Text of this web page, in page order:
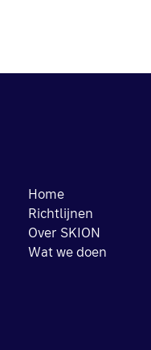
Home
Richtlijnen
Over SKION
Wat we doen